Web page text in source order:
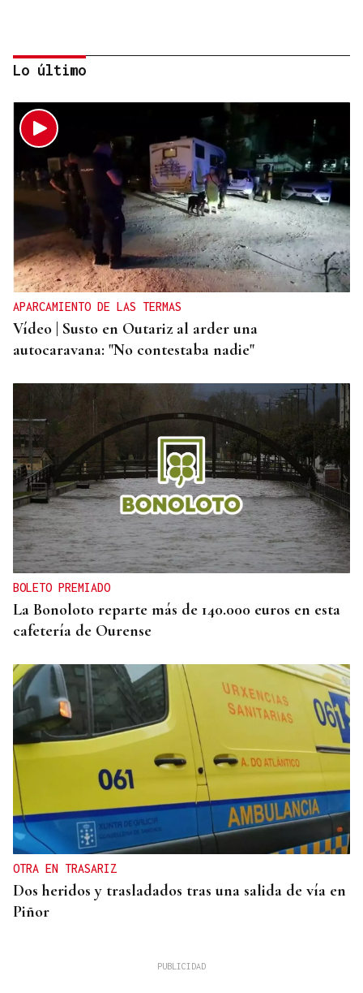
PREVENCIÓN Y EXTINCIÓN
Millán Mon pide más medios europeos para
plantar cara a los incendios: “No todo es
extinguir”
Lo último
APARCAMIENTO DE LAS TERMAS
Vídeo | Susto en Outariz al arder una
autocaravana: "No contestaba nadie"
BOLETO PREMIADO
La Bonoloto reparte más de 140.000 euros en esta
cafetería de Ourense
OTRA EN TRASARIZ
Dos heridos y trasladados tras una salida de vía en
Piñor